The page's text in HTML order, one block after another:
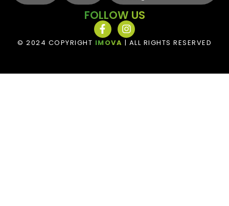
FOLLOW US
© 2024 COPYRIGHT IMOVA | ALL RIGHTS RESERVED